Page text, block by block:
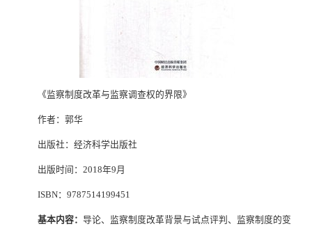
《监察制度改革与监察调查权的界限》
作者：郭华
出版社：经济科学出版社
出版时间：2018年9月
ISBN：9787514199451
基本内容： 导论、监察制度改革背景与试点评判、监察制度的变